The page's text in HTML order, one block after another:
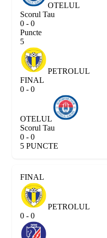
OTELUL
Scorul Tau
0 - 0
Puncte
5
PETROLUL
FINAL
0 - 0
OTELUL
Scorul Tau
0 - 0
5 PUNCTE
FINAL
PETROLUL
0 - 0